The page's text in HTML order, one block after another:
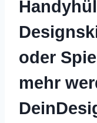
oder
mehr